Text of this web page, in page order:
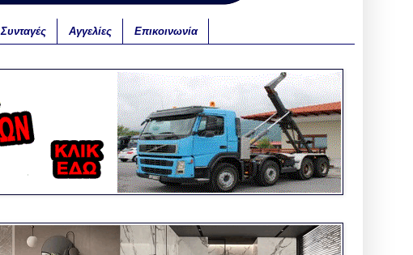
Συνταγές Αγγελίες Επικοινωνία